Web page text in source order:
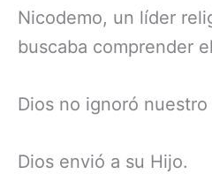
Nicodemo, un líder
buscaba comprender
Dios no ignoró nuestro
Dios envió a su Hijo.